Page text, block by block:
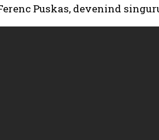
Puskas, devenind